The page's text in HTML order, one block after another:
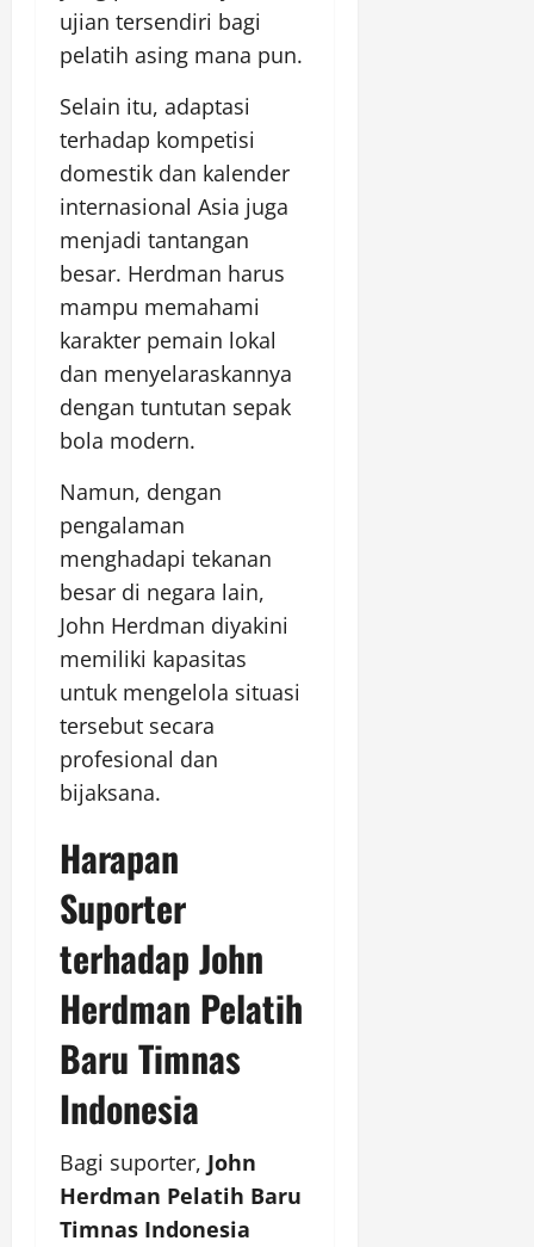
ujian tersendiri bagi
pelatih asing mana pun.
Selain itu, adaptasi
terhadap kompetisi
domestik dan kalender
internasional Asia juga
menjadi tantangan
besar. Herdman harus
mampu memahami
karakter pemain lokal
dan menyelaraskannya
dengan tuntutan sepak
bola modern.
Namun, dengan
pengalaman
menghadapi tekanan
besar di negara lain,
John Herdman diyakini
memiliki kapasitas
untuk mengelola situasi
tersebut secara
profesional dan
bijaksana.
Harapan
Suporter
terhadap John
Herdman Pelatih
Baru Timnas
Indonesia
Bagi suporter, John
Herdman Pelatih Baru
Timnas Indonesia